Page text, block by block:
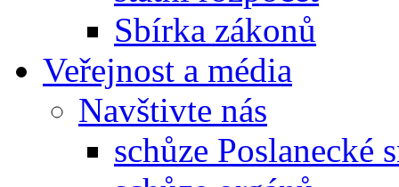
Sbírka zákonů
Veřejnost a média
Navštivte nás
schůze Poslanecké